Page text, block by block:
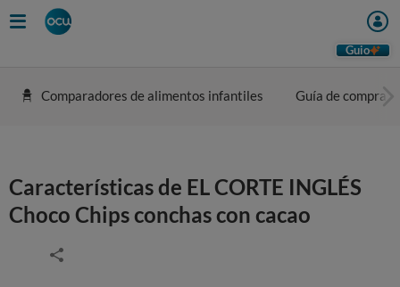
Guio
Comparadores de alimentos infantiles Guía de compra
Características de EL CORTE INGLÉS
Choco Chips conchas con cacao